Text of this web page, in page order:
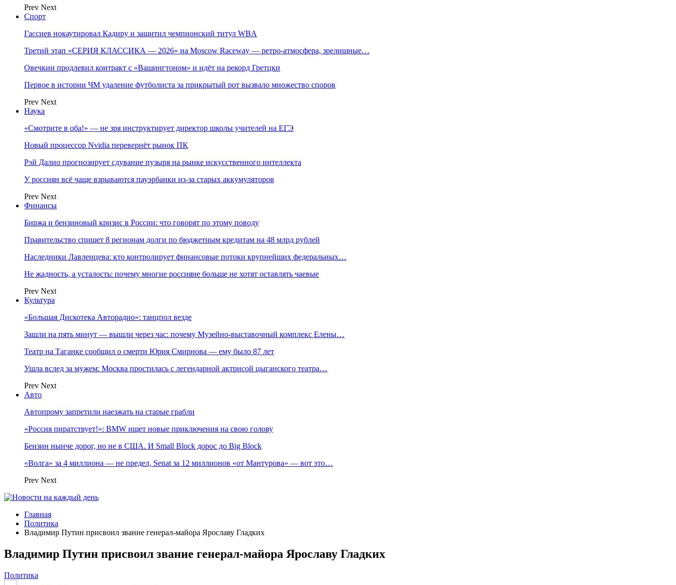
Prev Next
Спорт
Гассиев нокаутировал Кадиру и защитил чемпионский титул WBA
Третий этап «СЕРИЯ КЛАССИКА — 2026» на Moscow Raceway — ретро‑атмосфера, зрелищные…
Овечкин продлевил контракт с «Вашингтоном» и идёт на рекорд Гретцки
Первое в истории ЧМ удаление футболиста за прикрытый рот вызвало множество споров
Prev Next
Наука
«Смотрите в оба!» — не зря инструктирует директор школы учителей на ЕГЭ
Новый процессор Nvidia перевернёт рынок ПК
Рэй Далио прогнозирует сдувание пузыря на рынке искусственного интеллекта
У россиян всё чаще взрываются пауэрбанки из-за старых аккумуляторов
Prev Next
Финансы
Биржа и бензиновый кризис в России: что говорят по этому поводу
Правительство спишет 8 регионам долги по бюджетным кредитам на 48 млрд рублей
Наследники Лавленцева: кто контролирует финансовые потоки крупнейших федеральных…
Не жадность, а усталость: почему многие россияне больше не хотят оставлять чаевые
Prev Next
Культура
«Большая Дискотека Авторадио»: танцпол везде
Зашли на пять минут — вышли через час: почему Музейно-выставочный комплекс Елены…
Театр на Таганке сообщил о смерти Юрия Смирнова — ему было 87 лет
Ушла вслед за мужем: Москва простилась с легендарной актрисой цыганского театра…
Prev Next
Авто
Автопрому запретили наезжать на старые грабли
«Россия пиратствует!»: BMW ищет новые приключения на свою голову
Бензин нынче дорог, но не в США. И Small Block дорос до Big Block
«Волга» за 4 миллиона — не предел, Senat за 12 миллионов «от Мантурова» — вот это…
Prev Next
Главная
Политика
Владимир Путин присвоил звание генерал-майора Ярославу Гладких
Владимир Путин присвоил звание генерал-майора Ярославу Гладких
Политика